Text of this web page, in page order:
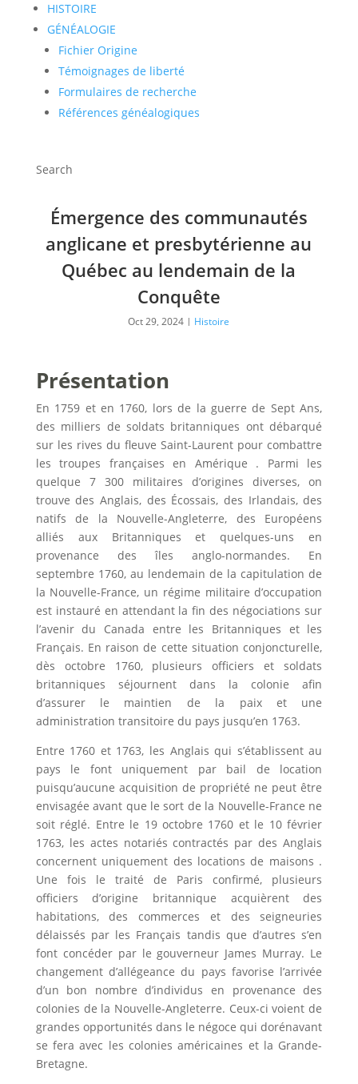
HISTOIRE
GÉNÉALOGIE
Fichier Origine
Témoignages de liberté
Formulaires de recherche
Références généalogiques
Search
Émergence des communautés
anglicane et presbytérienne au
Québec au lendemain de la
Conquête
Oct 29, 2024 | Histoire
Présentation
En 1759 et en 1760, lors de la guerre de Sept Ans,
des milliers de soldats britanniques ont débarqué
sur les rives du fleuve Saint-Laurent pour combattre
les troupes françaises en Amérique . Parmi les
quelque 7 300 militaires d’origines diverses, on
trouve des Anglais, des Écossais, des Irlandais, des
natifs de la Nouvelle-Angleterre, des Européens
alliés aux Britanniques et quelques-uns en
provenance des îles anglo-normandes. En
septembre 1760, au lendemain de la capitulation de
la Nouvelle-France, un régime militaire d’occupation
est instauré en attendant la fin des négociations sur
l’avenir du Canada entre les Britanniques et les
Français. En raison de cette situation conjoncturelle,
dès octobre 1760, plusieurs officiers et soldats
britanniques séjournent dans la colonie afin
d’assurer le maintien de la paix et une
administration transitoire du pays jusqu’en 1763.
Entre 1760 et 1763, les Anglais qui s’établissent au
pays le font uniquement par bail de location
puisqu’aucune acquisition de propriété ne peut être
envisagée avant que le sort de la Nouvelle-France ne
soit réglé. Entre le 19 octobre 1760 et le 10 février
1763, les actes notariés contractés par des Anglais
concernent uniquement des locations de maisons .
Une fois le traité de Paris confirmé, plusieurs
officiers d’origine britannique acquièrent des
habitations, des commerces et des seigneuries
délaissés par les Français tandis que d’autres s’en
font concéder par le gouverneur James Murray. Le
changement d’allégeance du pays favorise l’arrivée
d’un bon nombre d’individus en provenance des
colonies de la Nouvelle-Angleterre. Ceux-ci voient de
grandes opportunités dans le négoce qui dorénavant
se fera avec les colonies américaines et la Grande-
Bretagne.